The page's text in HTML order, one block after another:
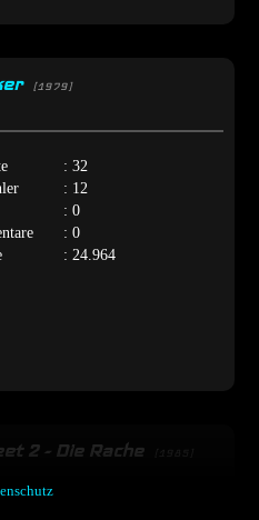
[1979]
: 32
: 12
: 0
: 0
: 24.964
2 - Die Rache